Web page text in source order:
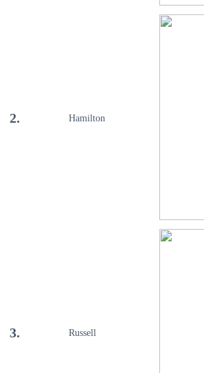
2. Hamilton
3. Russell